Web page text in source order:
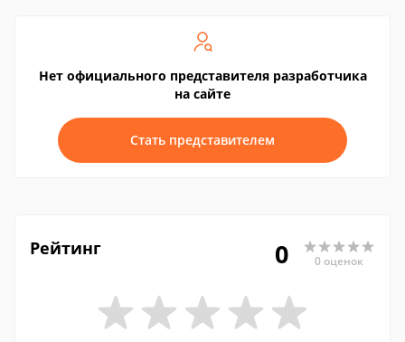
Нет официального представителя разработчика
на сайте
Стать представителем
Рейтинг 0 0 оценок